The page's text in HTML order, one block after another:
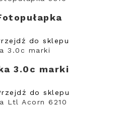
do sklepu
3.0c marki
do sklepu